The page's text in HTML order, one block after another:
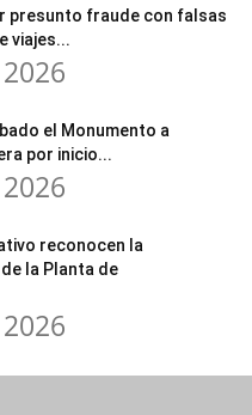
presunto fraude con falsas
viajes...
el Monumento a
por inicio...
reconocen la
la Planta de